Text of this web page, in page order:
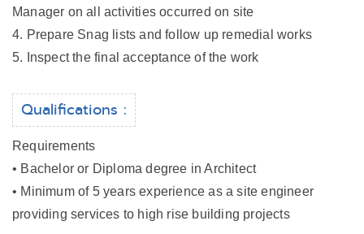
Manager on all activities occurred on site
4. Prepare Snag lists and follow up remedial works
5. Inspect the final acceptance of the work
Qualifications :
Requirements
• Bachelor or Diploma degree in Architect
• Minimum of 5 years experience as a site engineer
providing services to high rise building projects